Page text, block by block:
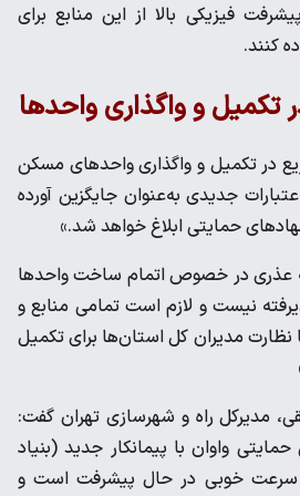
فیزیکی بالا از این منابع برای
کنند.
تکمیل و واگذاری واحدها
در تکمیل و واگذاری واحدهای مسکن
جدیدی به‌عنوان جایگزین آورده
حمایتی ابلاغ خواهد شد.»
عذری در خصوص اتمام ساخت واحدها
نیست و لازم است تمامی منابع و
مدیران کل استان‌ها برای تکمیل
مدیرکل راه و شهرسازی تهران گفت:
حمایتی واوان با پیمانکار جدید (بنیاد
سرعت خوبی در حال پیشرفت است و